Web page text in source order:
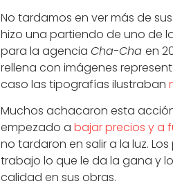
No tardamos en ver más de sus
hizo una partiendo de uno de
para la agencia Cha-Cha en
rellena con imágenes
caso las tipografías ilustraban
Muchos achacaron esta
empezado a bajar precios y a
no tardaron en salir a la luz.
trabajo lo que le da la gana y
calidad en sus obras.